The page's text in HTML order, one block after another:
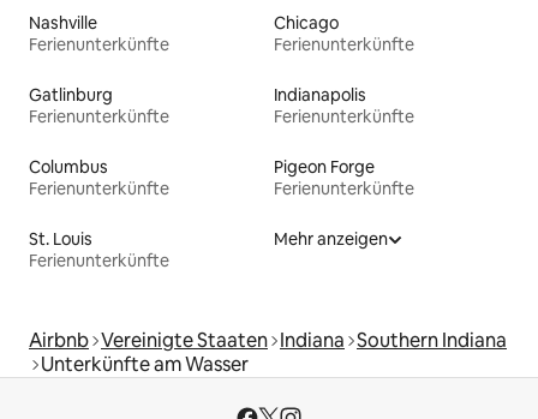
Nashville
Ferienunterkünfte
Chicago
Ferienunterkünfte
Gatlinburg
Ferienunterkünfte
Indianapolis
Ferienunterkünfte
Columbus
Ferienunterkünfte
Pigeon Forge
Ferienunterkünfte
St. Louis
Ferienunterkünfte
Mehr anzeigen
Airbnb Vereinigte Staaten Indiana Southern Indiana
Unterkünfte am Wasser